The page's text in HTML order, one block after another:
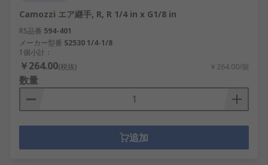
Camozzi エア継手, R, R 1/4 in x G1/8 in
RS品番 594-401
メーカー型番 S2530 1/4-1/8
1個小計：
￥264.00(税抜) ￥264.00/個
数量
追加